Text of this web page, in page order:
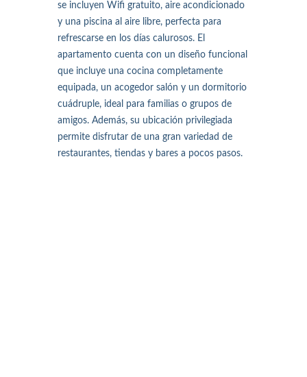
se incluyen Wifi gratuito, aire acondicionado
y una piscina al aire libre, perfecta para
refrescarse en los días calurosos. El
apartamento cuenta con un diseño funcional
que incluye una cocina completamente
equipada, un acogedor salón y un dormitorio
cuádruple, ideal para familias o grupos de
amigos. Además, su ubicación privilegiada
permite disfrutar de una gran variedad de
restaurantes, tiendas y bares a pocos pasos.